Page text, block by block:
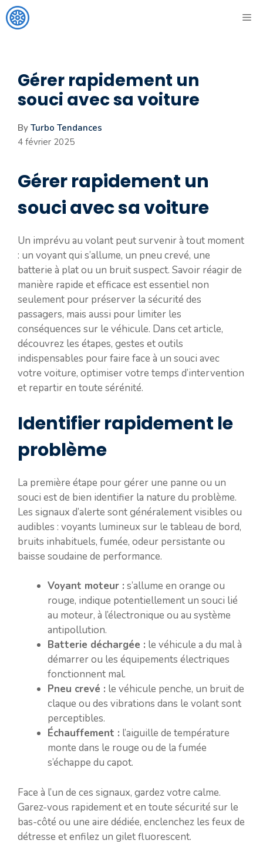
Aller
au
Gérer rapidement un
souci avec sa voiture
By Turbo Tendances
4 février 2025
Gérer rapidement un
souci avec sa voiture
Un imprévu au volant peut survenir à tout moment
: un voyant qui s’allume, un pneu crevé, une
batterie à plat ou un bruit suspect. Savoir réagir de
manière rapide et efficace est essentiel non
seulement pour préserver la sécurité des
passagers, mais aussi pour limiter les
conséquences sur le véhicule. Dans cet article,
découvrez les étapes, gestes et outils
indispensables pour faire face à un souci avec
votre voiture, optimiser votre temps d’intervention
et repartir en toute sérénité.
Identifier rapidement le
problème
La première étape pour gérer une panne ou un
souci est de bien identifier la nature du problème.
Les signaux d’alerte sont généralement visibles ou
audibles : voyants lumineux sur le tableau de bord,
bruits inhabituels, fumée, odeur persistante ou
baisse soudaine de performance.
Voyant moteur : s’allume en orange ou
rouge, indique potentiellement un souci lié
au moteur, à l’électronique ou au système
antipollution.
Batterie déchargée : le véhicule a du mal à
démarrer ou les équipements électriques
fonctionnent mal.
Pneu crevé : le véhicule penche, un bruit de
claque ou des vibrations dans le volant sont
perceptibles.
Échauffement : l’aiguille de température
monte dans le rouge ou de la fumée
s’échappe du capot.
Face à l’un de ces signaux, gardez votre calme.
Garez-vous rapidement et en toute sécurité sur le
bas-côté ou une aire dédiée, enclenchez les feux de
détresse et enfilez un gilet fluorescent.